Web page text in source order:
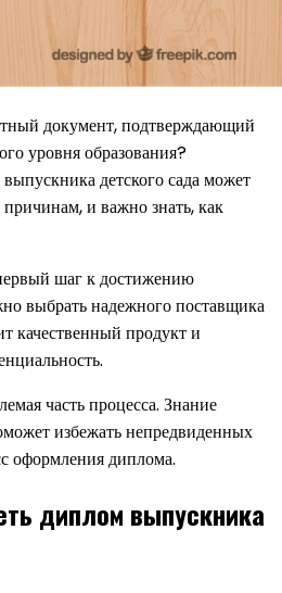
документ, подтверждающий
уровня образования?
детского сада может
и важно знать, как
шаг к достижению
выбрать надежного поставщика
качественный продукт и
часть процесса. Знание
избежать непредвиденных
оформления диплома.
диплом выпускника